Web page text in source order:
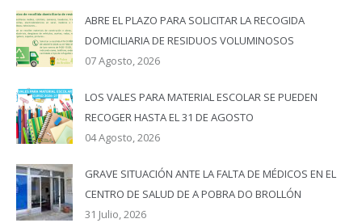
ABRE EL PLAZO PARA SOLICITAR LA RECOGIDA
DOMICILIARIA DE RESIDUOS VOLUMINOSOS
07 Agosto, 2026
LOS VALES PARA MATERIAL ESCOLAR SE PUEDEN
RECOGER HASTA EL 31 DE AGOSTO
04 Agosto, 2026
GRAVE SITUACIÓN ANTE LA FALTA DE MÉDICOS EN EL
CENTRO DE SALUD DE A POBRA DO BROLLÓN
31 Julio, 2026